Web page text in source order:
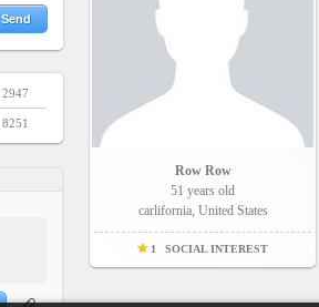
Send
2947
8251
Row Row
51 years old
carlifornia, United States
1 SOCIAL INTEREST